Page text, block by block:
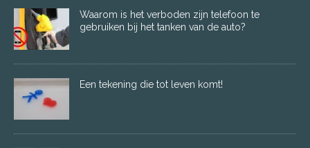
Waarom is het verboden zijn telefoon te
gebruiken bij het tanken van de auto?
Een tekening die tot leven komt!